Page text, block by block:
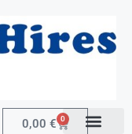
0,00€ 0